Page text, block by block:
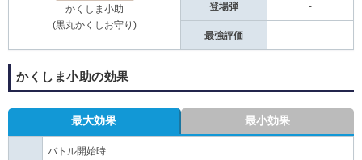
かくしま小助
(黒丸かくしお守り)
登場弾 -
最強評価 -
かくしま小助の効果
最大効果 最小効果
バトル開始時